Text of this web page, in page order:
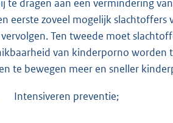
te dragen aan een vermindering
eerste zoveel mogelijk
Ten tweede moet
van kinderporno worden
te bewegen meer en sneller
Intensiveren preventie;